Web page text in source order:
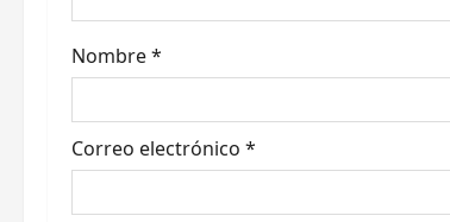
e
n
t
r
Nombre*
Correo electrónico *